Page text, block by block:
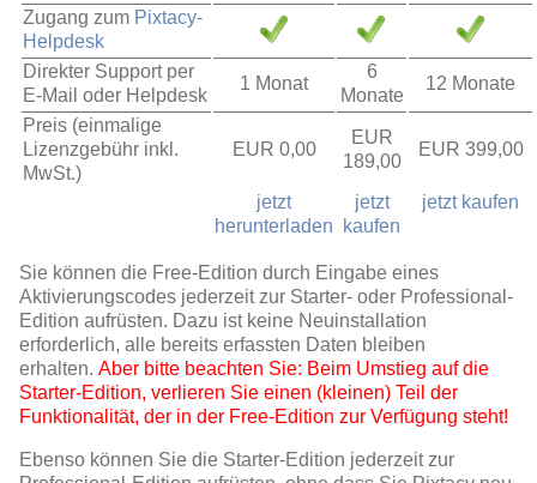
Zugang zum Pixtacy-
Helpdesk
Direkter Support per
E-Mail oder Helpdesk
1 Monat
6
Monate
12 Monate
Preis (einmalige
Lizenzgebühr inkl.
MwSt.)
EUR 0,00
EUR
189,00
EUR 399,00
jetzt
herunterladen
jetzt
kaufen
jetzt kaufen
Sie können die Free-Edition durch Eingabe eines
Aktivierungscodes jederzeit zur Starter- oder Professional-
Edition aufrüsten. Dazu ist keine Neuinstallation
erforderlich, alle bereits erfassten Daten bleiben
erhalten. Aber bitte beachten Sie: Beim Umstieg auf die
Starter-Edition, verlieren Sie einen (kleinen) Teil der
Funktionalität, der in der Free-Edition zur Verfügung steht!
Ebenso können Sie die Starter-Edition jederzeit zur